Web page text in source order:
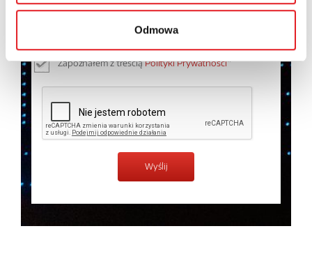
Odmowa
osobowych przez Relpol S.A. Więcej informacji na
Zapoznałem z treściąPolityki Prywatności*